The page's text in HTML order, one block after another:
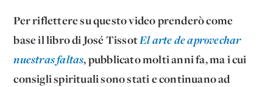
Per riflettere su questo video prenderò come
base il libro di José TissotEl arte de aprovechar
nuestras faltas, pubblicato molti anni fa, ma i cui
consigli spirituali sono stati e continuano ad